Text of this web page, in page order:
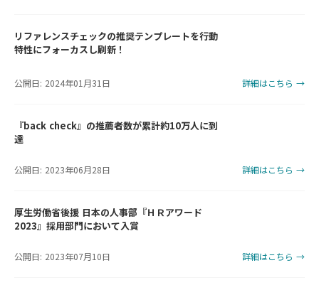
リファレンスチェックの推奨テンプレートを行動
特性にフォーカスし刷新！
公開日: 2024年01月31日 詳細はこちら →
『back check』の推薦者数が累計約10万人に到
達
公開日: 2023年06月28日 詳細はこちら →
厚生労働省後援 日本の人事部『ＨＲアワード
2023』採用部門において入賞
公開日: 2023年07月10日 詳細はこちら →